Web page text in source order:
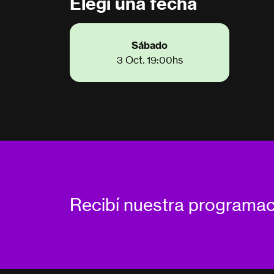
Sábado
3 Oct. 19:00hs
Recibí nuestra